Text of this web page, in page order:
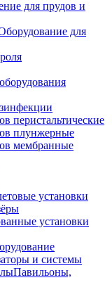
для прудов и
для
перистальтические
плунжерные
мембранные
установки
установки
и системы
Павильоны,